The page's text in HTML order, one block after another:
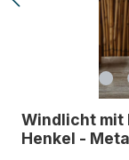
Windlicht mit
Henkel -